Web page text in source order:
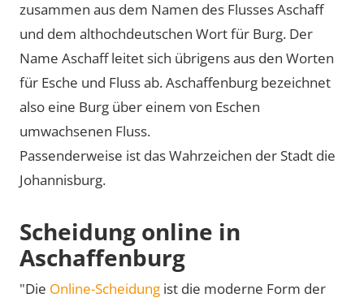
zusammen aus dem Namen des Flusses Aschaff
und dem althochdeutschen Wort für Burg. Der
Name Aschaff leitet sich übrigens aus den Worten
für Esche und Fluss ab. Aschaffenburg bezeichnet
also eine Burg über einem von Eschen
umwachsenen Fluss.
Passenderweise ist das Wahrzeichen der Stadt die
Johannisburg.
Scheidung online in
Aschaffenburg
"Die Online-Scheidung ist die moderne Form der